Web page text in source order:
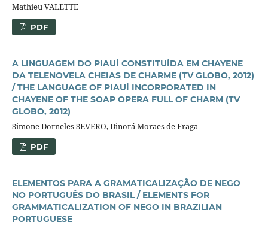
Mathieu VALETTE
PDF
A LINGUAGEM DO PIAUÍ CONSTITUÍDA EM CHAYENE
DA TELENOVELA CHEIAS DE CHARME (TV GLOBO, 2012)
/ THE LANGUAGE OF PIAUÍ INCORPORATED IN
CHAYENE OF THE SOAP OPERA FULL OF CHARM (TV
GLOBO, 2012)
Simone Dorneles SEVERO, Dinorá Moraes de Fraga
PDF
ELEMENTOS PARA A GRAMATICALIZAÇÃO DE NEGO
NO PORTUGUÊS DO BRASIL / ELEMENTS FOR
GRAMMATICALIZATION OF NEGO IN BRAZILIAN
PORTUGUESE